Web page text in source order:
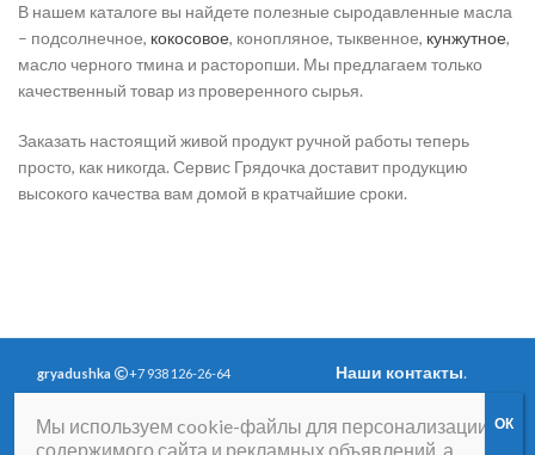
В нашем каталоге вы найдете полезные сыродавленные масла
– подсолнечное, кокосовое, конопляное, тыквенное, кунжутное,
масло черного тмина и расторопши. Мы предлагаем только
качественный товар из проверенного сырья.
Заказать настоящий живой продукт ручной работы теперь
просто, как никогда. Сервис Грядочка доставит продукцию
высокого качества вам домой в кратчайшие сроки.
gryadushka +7 938 126-26-64 Наши контакты.
конфиденциальности.
Согласие на получение
Мы используем cookie-файлы для персонализации
содержимого сайта и рекламных объявлений, а